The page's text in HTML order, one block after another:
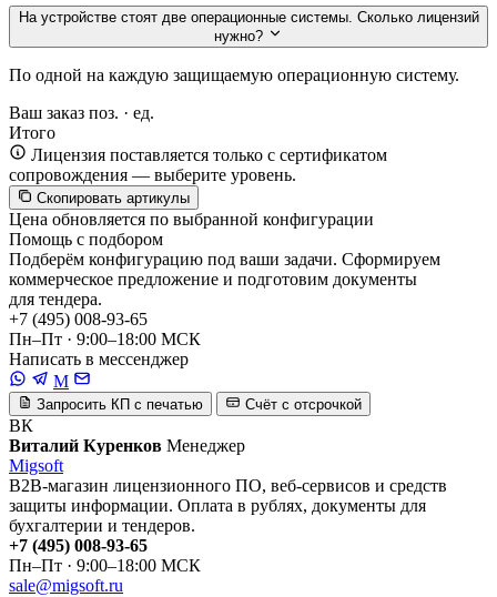
На устройстве стоят две операционные системы. Сколько лицензий
нужно?
По одной на каждую защищаемую операционную систему.
Ваш заказ поз. · ед.
Итого
Лицензия поставляется только с сертификатом
сопровождения — выберите уровень.
Скопировать артикулы
Цена обновляется по выбранной конфигурации
Помощь с подбором
Подберём конфигурацию под ваши задачи. Сформируем
коммерческое предложение и подготовим документы
для тендера.
+7 (495) 008-93-65
Пн–Пт · 9:00–18:00 МСК
Написать в мессенджер
M
Запросить КП с печатью Счёт с отсрочкой
ВК
Виталий Куренков Менеджер
Migsoft
B2B-магазин лицензионного ПО, веб-сервисов и средств
защиты информации. Оплата в рублях, документы для
бухгалтерии и тендеров.
+7 (495) 008-93-65
Пн–Пт · 9:00–18:00 МСК
sale@migsoft.ru